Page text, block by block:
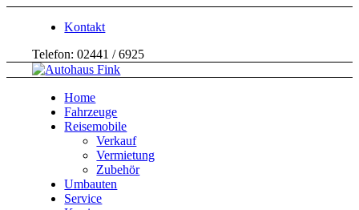
Kontakt
Telefon: 02441 / 6925
Home
Fahrzeuge
Reisemobile
Verkauf
Vermietung
Zubehör
Umbauten
Service